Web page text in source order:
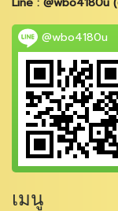
@wbo4180u
เมนู